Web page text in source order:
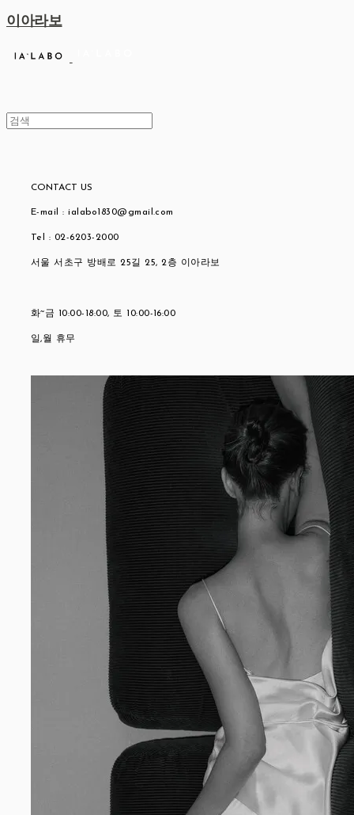
이아라보
CONTACT US
E-mail : ialabo1830@gmail.com
Tel : 02-6203-2000
서울 서초구 방배로 25길 25, 2층 이아라보
화~금 10:00-18:00, 토 10:00-16:00
일,월 휴무